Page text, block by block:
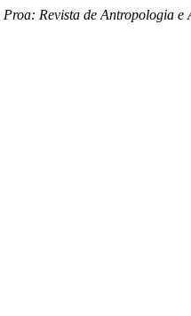
Proa: Revista de Antropologia e